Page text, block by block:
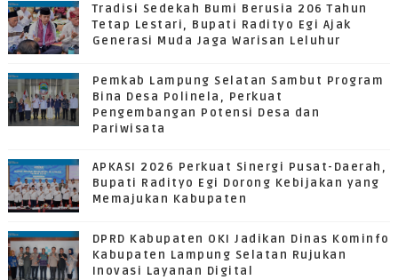
Tradisi Sedekah Bumi Berusia 206 Tahun
Tetap Lestari, Bupati Radityo Egi Ajak
Generasi Muda Jaga Warisan Leluhur
Pemkab Lampung Selatan Sambut Program
Bina Desa Polinela, Perkuat
Pengembangan Potensi Desa dan
Pariwisata
APKASI 2026 Perkuat Sinergi Pusat-Daerah,
Bupati Radityo Egi Dorong Kebijakan yang
Memajukan Kabupaten
DPRD Kabupaten OKI Jadikan Dinas Kominfo
Kabupaten Lampung Selatan Rujukan
Inovasi Layanan Digital